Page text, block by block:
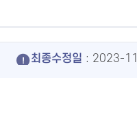
최종수정일 : 2023-